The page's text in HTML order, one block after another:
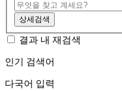
상세검색
결과 내 재검색
인기 검색어
다국어 입력